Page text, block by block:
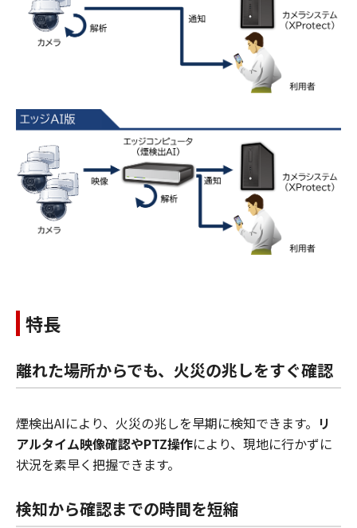
特長
離れた場所からでも、火災の兆しをすぐ確認
煙検出AIにより、火災の兆しを早期に検知できます。 リ
アルタイム映像確認やPTZ操作により、現地に行かずに
状況を素早く把握できます。
検知から確認までの時間を短縮